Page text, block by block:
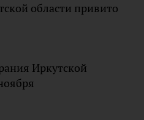
области привито
Иркутской